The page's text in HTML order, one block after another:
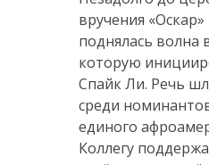
вручения
поднялась волна
которую
Спайк Ли. Речь
среди
единого
Коллегу